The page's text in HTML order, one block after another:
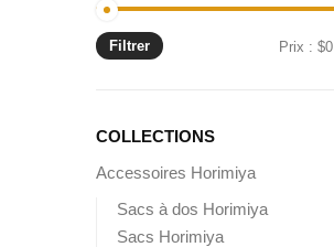
Filtrer Prix :$0
COLLECTIONS
Accessoires Horimiya
Sacs à dos Horimiya
Sacs Horimiya